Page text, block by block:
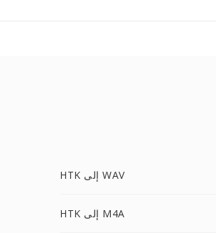
HTK إلى WAV
HTK إلى M4A